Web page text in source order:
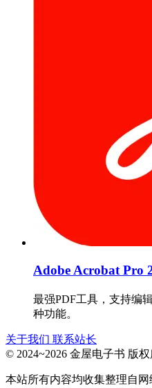
Adobe Acrobat Pro
最强PDF工具，支持编
种功能。
关于我们 联系站长
© 2024~2026 金屋电子书 版
本站所有内容均收集整理自